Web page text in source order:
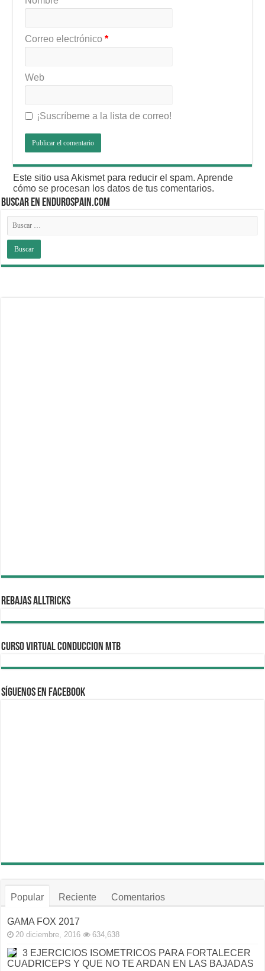
Correo electrónico*
Web
¡Suscríbeme a la lista de correo!
Este sitio usa Akismet para reducir el spam.Aprende
cómo se procesan los datos de tus comentarios.
BUSCAR EN ENDUROSPAIN.COM
REBAJAS ALLTRICKS
CURSO VIRTUAL CONDUCCION MTB
Síguenos en Facebook
Popular Reciente Comentarios
GAMA FOX 2017
20 diciembre, 2016 634,638
3 EJERCICIOS ISOMETRICOS PARA FORTALECER
CUADRICEPS Y QUE NO TE ARDAN EN LAS BAJADAS